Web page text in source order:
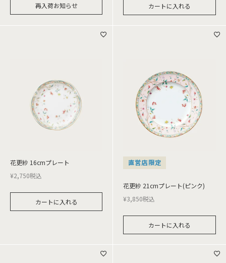
再入荷お知らせ カートに入れる
花更紗 16cmプレート
¥2,750税込
カートに入れる
直営店限定
花更紗 21cmプレート(ピンク)
¥3,850税込
カートに入れる